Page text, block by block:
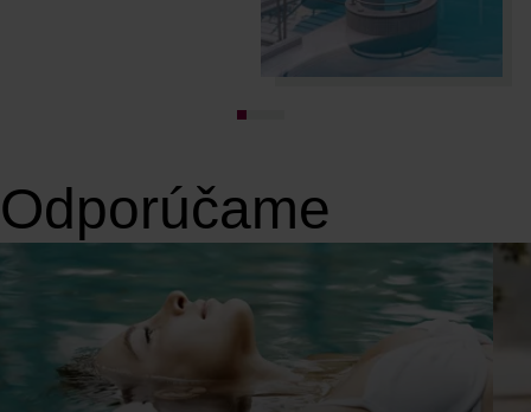
Odporúčame